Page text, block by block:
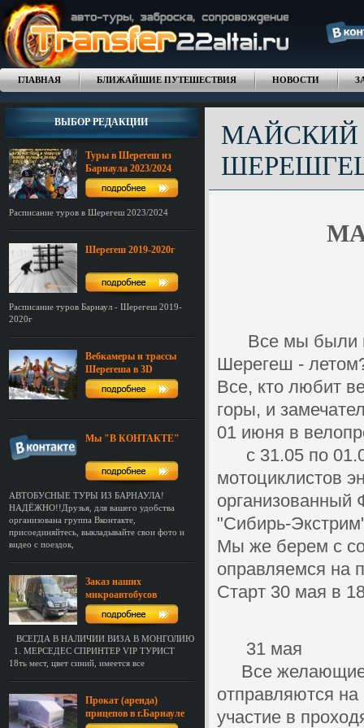
ГЛАВНАЯ БЛИЖАЙШИЕ ПУТЕШЕСТВИЯ НОВОСТИ
ВЫБОР РЕДАКЦИИ
Туры в Шерегеш из
Барнаула 2023/2024
Расписание туров в Шерегеш 2023/2024
Шерегеш 2019-2020г
Расписание туров Барнаул - Шерегеш 2019-
2020г
Вебкамеры и трассы
Шерегеша в 3D
Мы "В КОНТАКТЕ"
АВТОБУСНЫЕ ТУРЫ ИЗ БАРНАУЛА!
НАДЁЖНО!!Друзья, для вашего удобства
организована группа Вконтакте,
присоединяйтесь, выкладывайте свои фото и
видео с поездок,
Заказ наших
микроавтобусов
ВСЕГДА В НАЛИЧИИ ВИЗА В МОНГОЛИЮ
1. МЕРСЕДЕС СПРИНТЕР VIP ТУРИСТ
18ть мест, цвет синий, имеется все
Прокат (аренда)
прицепов в г.Барнауле
МАЙСКИЙ
Все мы были
Шерегеш -
Все, кто любит
горы, и
01 июня в
с 31.05 по
мотоциклистов
организованный
"Сибирь-
Мы же берем с
оправляемся на
Старт 30 мая в
31 мая
Все желающие
отправляются на
участие в